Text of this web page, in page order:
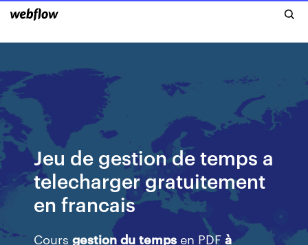
Jeu de gestion de temps a
telecharger gratuitement
en francais
Coursgestion du temps en PDFà